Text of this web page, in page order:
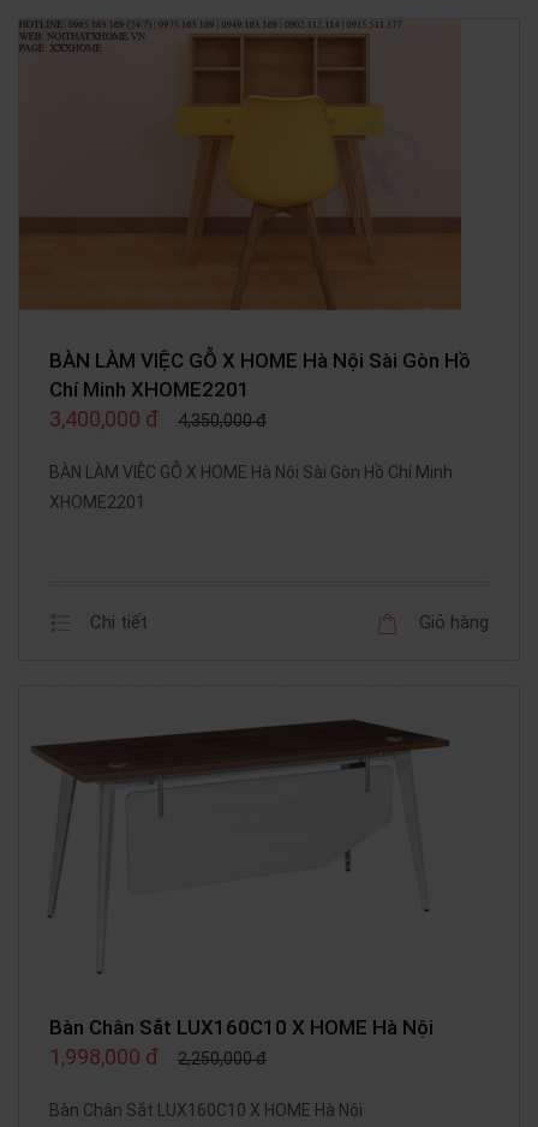
BÀN LÀM VIỆC GỖ X HOME Hà Nội Sài Gòn Hồ
Chí Minh XHOME2201
3,400,000 đ 4,350,000 đ
BÀN LÀM VIỆC GỖ X HOME Hà Nội Sài Gòn Hồ Chí Minh
XHOME2201
Giỏ hàng
Chi tiết
Bàn Chân Sắt LUX160C10 X HOME Hà Nội
1,998,000 đ 2,250,000 đ
Bàn Chân Sắt LUX160C10 X HOME Hà Nội